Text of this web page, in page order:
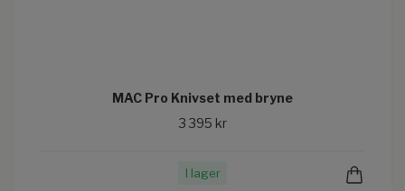
MAC Pro Knivset med bryne
3 395 kr
I lager